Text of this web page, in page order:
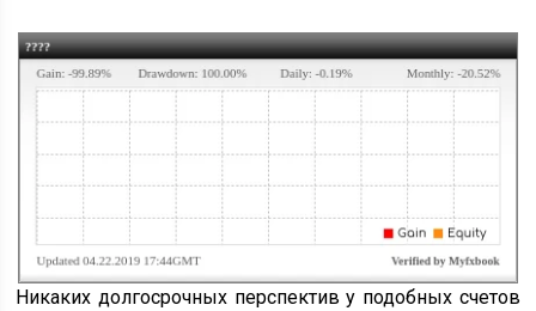
Никаких долгосрочных перспектив у подобных счетов